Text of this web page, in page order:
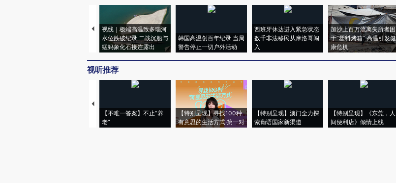
视线｜极端高温致多瑙河
水位跌破纪录 二战沉船与
猛犸象化石接连露出
韩国高温创百年纪录 当局
警告停止一切户外活动
西班牙休达进入紧急状态
数千非法移民从摩洛哥闯
入
加沙上百万流离失所者困
于“塑料烤箱” 高温引发健
康危机
视听推荐
【不唯一答案】不止“养
老”
【特别呈现】寻找100种
有意思的生活方式·第一对
【特别呈现】澳门全力探
索葡语国家新渠道
【特别呈现】《东莞，人
间便利店》倾情上线